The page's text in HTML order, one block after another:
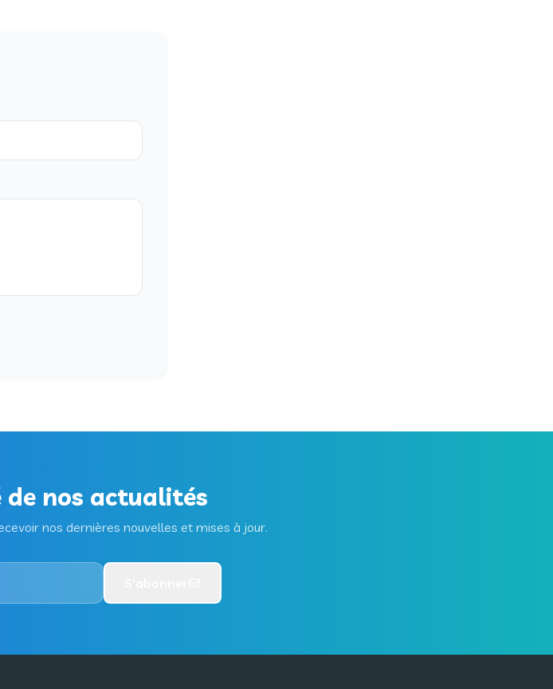
de nos actualités
nos dernières nouvelles et mises à jour.